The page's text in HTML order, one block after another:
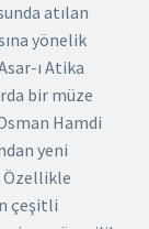
atılan
yönelik
ı Atika
bir müze
Hamdi
yeni
Özellikle
çeşitli